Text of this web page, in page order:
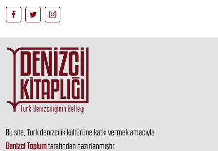
Bu site, Türk denizcilik kültürüne katkı vermek amacıyla
Denizci Toplumtarafından hazırlanmıştır.